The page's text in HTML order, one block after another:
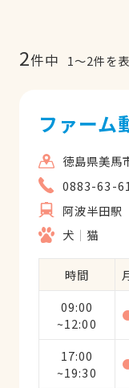
2件中 1〜2件を
ファーム
徳島県美馬
0883-63-
阿波半田駅
犬
猫
時間
09:00
~12:00
17:00
~19:30